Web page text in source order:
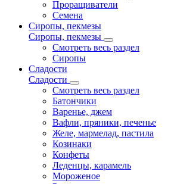
Проращиватели
Семена
Сиропы, пекмезы
Сиропы, пекмезы
Смотреть весь раздел
Сиропы
Сладости
Сладости
Смотреть весь раздел
Батончики
Варенье, джем
Вафли, пряники, печенье
Желе, мармелад, пастила
Козинаки
Конфеты
Леденцы, карамель
Мороженое